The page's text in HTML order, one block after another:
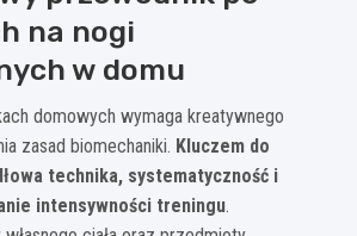
na nogi
w domu
domowych wymaga kreatywnego
zasad biomechaniki. Kluczem do
technika, systematyczność i
intensywności treningu.